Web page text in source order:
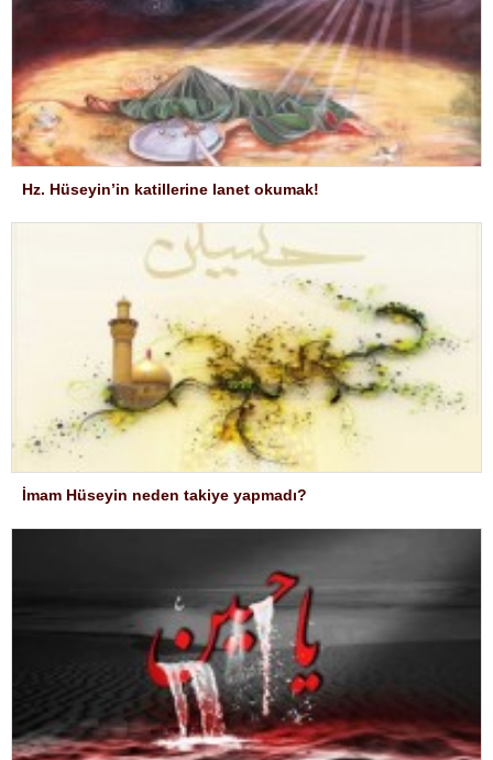
Hz. Hüseyin’in katillerine lanet okumak!
İmam Hüseyin neden takiye yapmadı?